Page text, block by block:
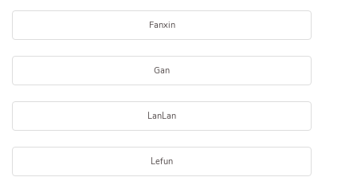
Fanxin
Gan
LanLan
Lefun